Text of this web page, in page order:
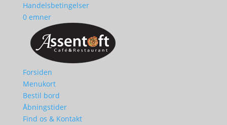
Handelsbetingelser
0 emner
Forsiden
Menukort
Bestil bord
Åbningstider
Find os & Kontakt